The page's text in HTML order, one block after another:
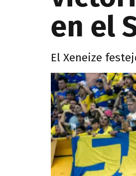
en el
El Xeneize